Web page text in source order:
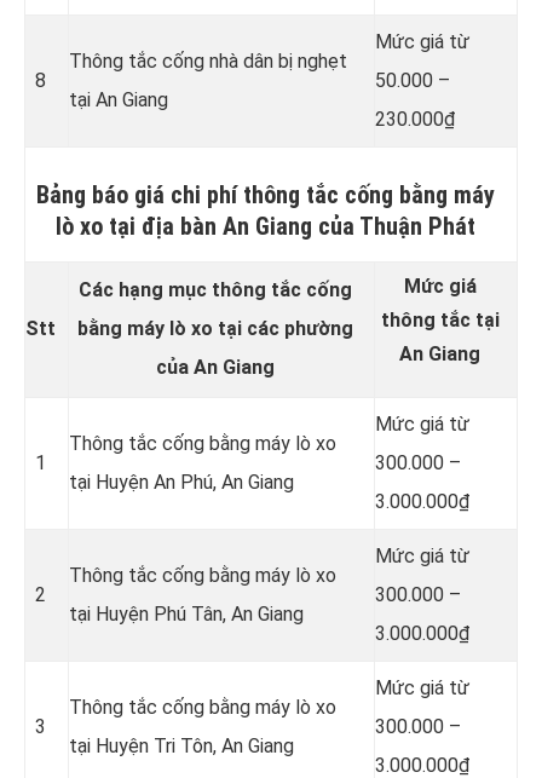
8
Thông tắc cống nhà dân bị nghẹt
tại An Giang
Mức giá từ
50.000 –
230.000₫
Bảng báo giá chi phí thông tắc cống bằng máy
lò xo tại địa bàn An Giang của Thuận Phát
Stt
Các hạng mục thông tắc cống
bằng máy lò xo tại các phường
của An Giang
Mức giá
thông tắc tại
An Giang
1
Thông tắc cống bằng máy lò xo
tại Huyện An Phú, An Giang
Mức giá từ
300.000 –
3.000.000₫
2
Thông tắc cống bằng máy lò xo
tại Huyện Phú Tân, An Giang
Mức giá từ
300.000 –
3.000.000₫
3
Thông tắc cống bằng máy lò xo
tại Huyện Tri Tôn, An Giang
Mức giá từ
300.000 –
3.000.000₫